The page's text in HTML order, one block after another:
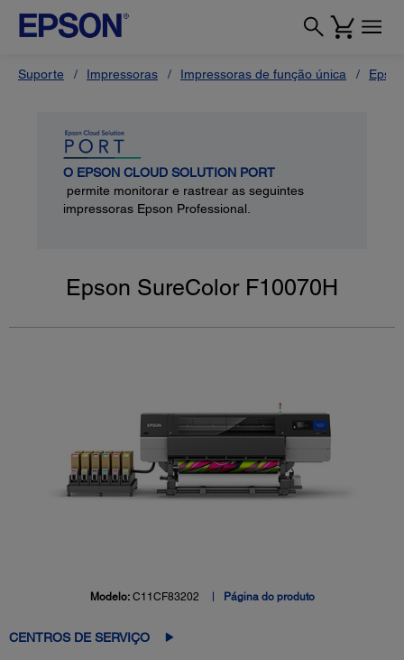
Suporte Impressoras Impressoras de função única
O EPSON CLOUD SOLUTION PORT
permite monitorar e rastrear as seguintes
impressoras Epson Professional.
Epson SureColor F10070H
Modelo: C11CF83202 Página do produto
CENTROS DE SERVIÇO